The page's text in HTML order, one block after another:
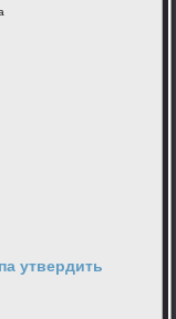
утвердить